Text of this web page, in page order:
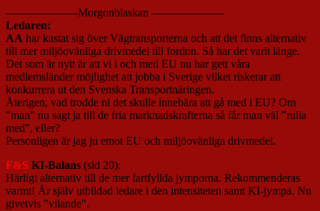
——————-Morgonblaskan ——————-
Ledaren:
AA har kastat sig över Vägtransporterna och att det finns alternativ
till mer miljöovänliga drivmedel till fordon. Så har det varit länge.
Det som är nytt är att vi i och med EU nu har gett våra
medlemsländer möjlighet att jobba i Sverige vilket riskerar att
konkurrera ut den Svenska Transportnäringen.
Återigen, vad trodde ni det skulle innebära att gå med i EU? Om
"man" nu sagt ja till de fria marknadskrafterna så får man väl "rulla
med", eller?
Personligen är jag ju emot EU och miljöovänliga drivmedel.
F&S KI-Balans (sid 20):
Härligt alternativ till de mer fartfyllda jymporna. Rekommenderas
varmt! Är själv utbildad ledare i den intensiteten samt KI-jympa. Nu
givetvis "vilande".